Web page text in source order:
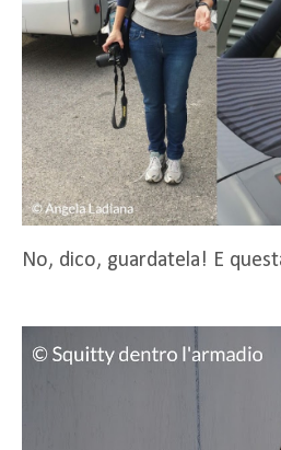
No, dico, guardatela! E